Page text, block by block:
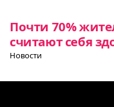
Почти 70%
считают себя
Новости